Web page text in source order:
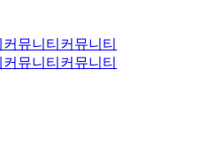
커뮤니티 커뮤니티
커뮤니티 커뮤니티